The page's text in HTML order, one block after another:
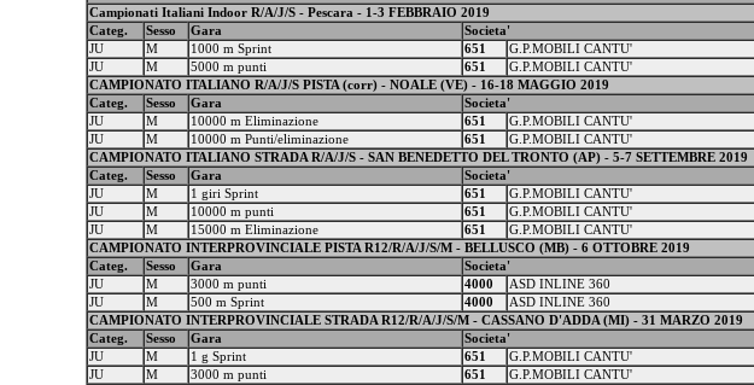
Campionati Italiani Indoor R/A/J/S - Pescara - 1-3 FEBBRAIO 2019
Categ.
Sesso Gara Societa'
JU
M 1000 m Sprint 651 G.P.MOBILI CANTU'
JU
M 5000 m punti 651 G.P.MOBILI CANTU'
CAMPIONATO ITALIANO R/A/J/S PISTA (corr) - NOALE (VE) - 16-18 MAGGIO 2019
Categ.
Sesso Gara Societa'
JU
M 10000 m Eliminazione 651 G.P.MOBILI CANTU'
JU
M 10000 m Punti/eliminazione 651 G.P.MOBILI CANTU'
CAMPIONATO ITALIANO STRADA R/A/J/S - SAN BENEDETTO DEL TRONTO (AP) - 5-7 SETTEMBRE 2019
Categ.
Sesso Gara Societa'
JU
M 1 giri Sprint 651 G.P.MOBILI CANTU'
JU
M 10000 m punti 651 G.P.MOBILI CANTU'
JU
M 15000 m Eliminazione 651 G.P.MOBILI CANTU'
CAMPIONATO INTERPROVINCIALE PISTA R12/R/A/J/S/M - BELLUSCO (MB) - 6 OTTOBRE 2019
Categ.
Sesso Gara Societa'
JU
M 3000 m punti 4000 ASD INLINE 360
JU
M 500 m Sprint 4000 ASD INLINE 360
CAMPIONATO INTERPROVINCIALE STRADA R12/R/A/J/S/M - CASSANO D'ADDA (MI) - 31 MARZO 2019
Categ.
Sesso Gara Societa'
JU
M 1 g Sprint 651 G.P.MOBILI CANTU'
JU
M 3000 m punti 651 G.P.MOBILI CANTU'